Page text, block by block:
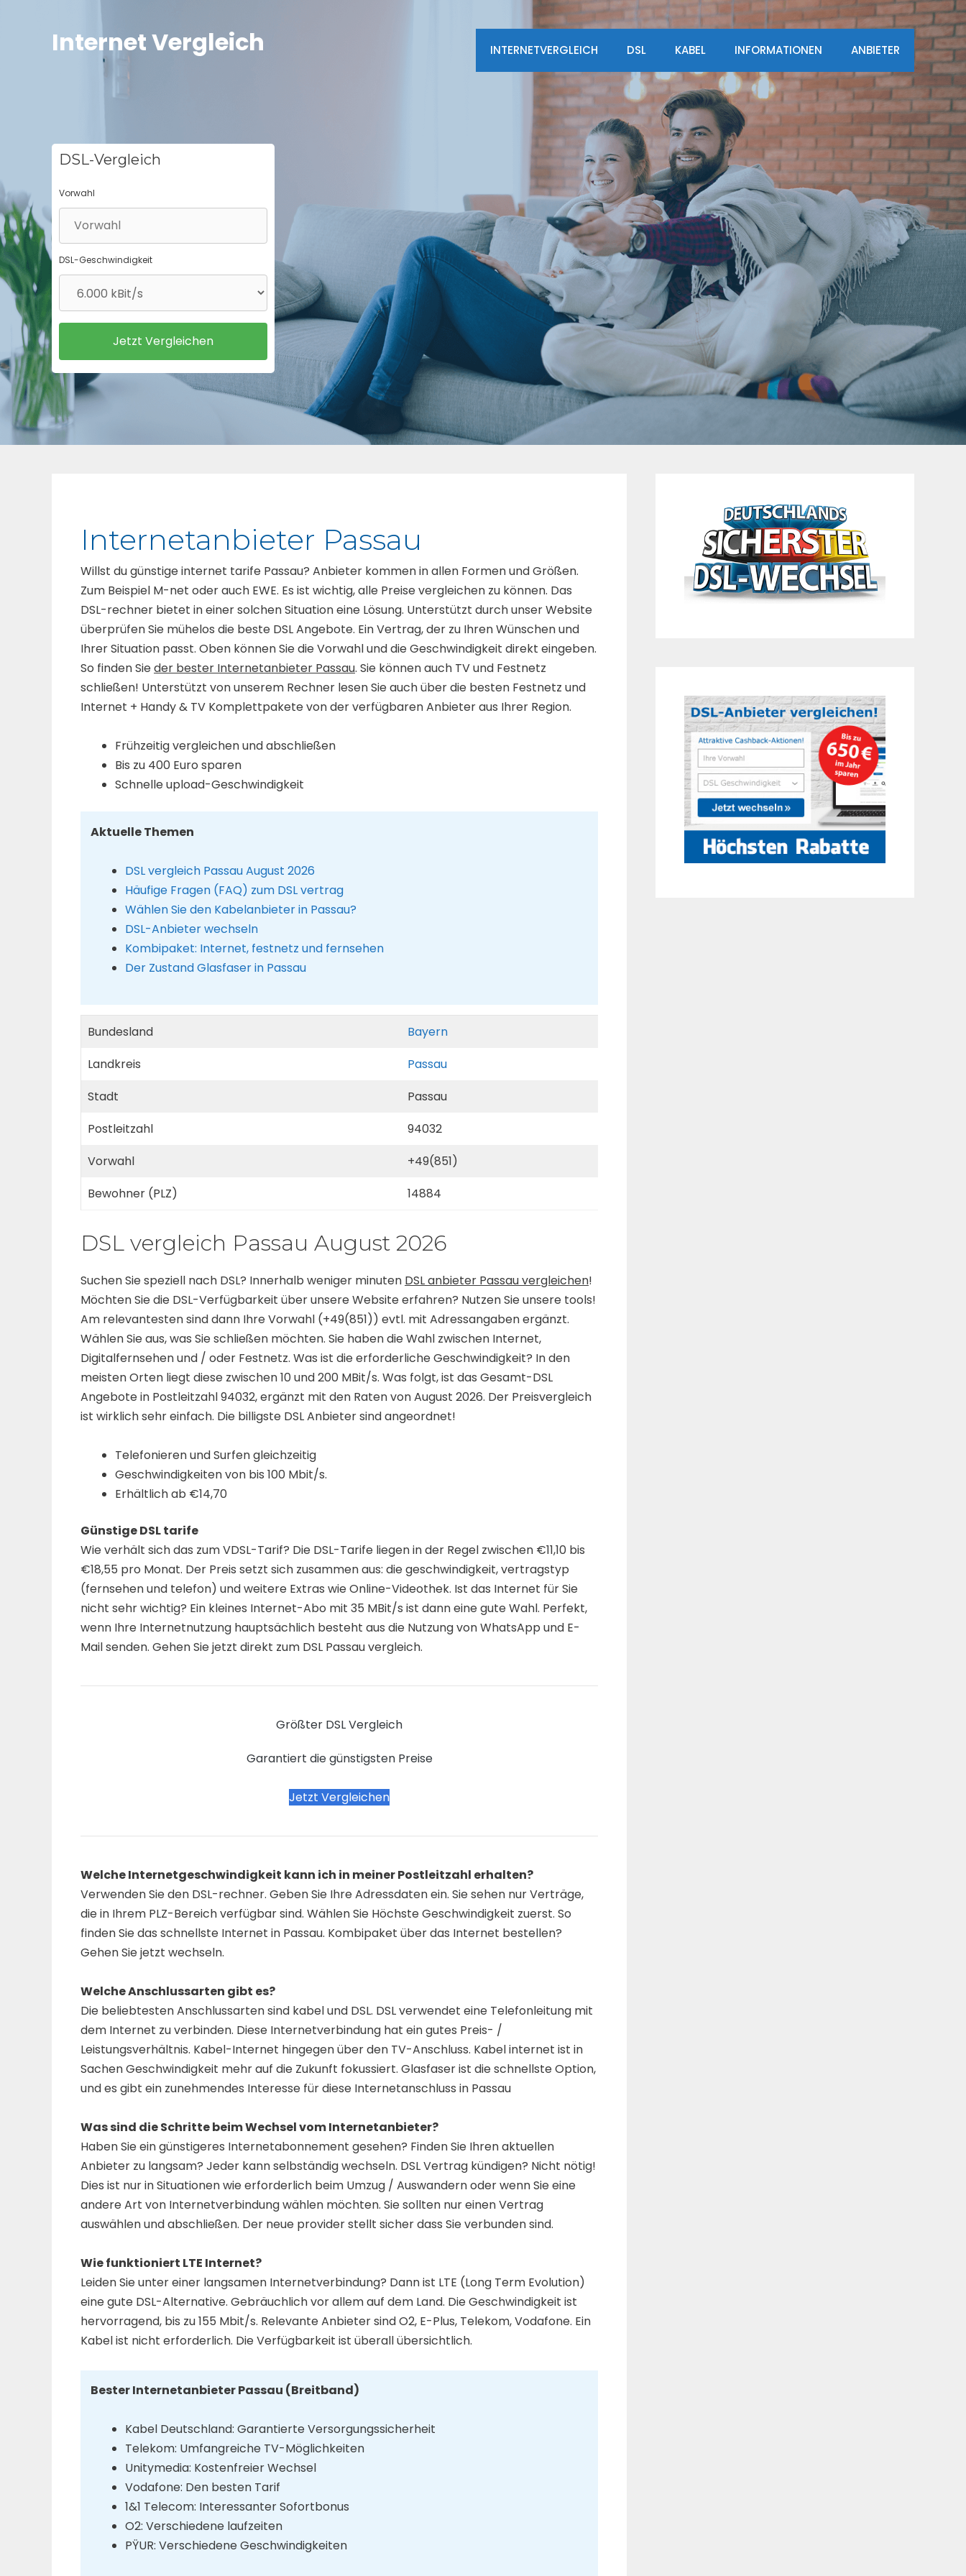
Internet Vergleich INTERNETVERGLEICH DSL KABEL INFORMATIONEN ANBIETER
DSL-Vergleich
Vorwahl
DSL-Geschwindigkeit
Internetanbieter Passau
Willst du günstige internet tarife Passau? Anbieter kommen in allen Formen und Größen.
Zum Beispiel M-net oder auch EWE. Es ist wichtig, alle Preise vergleichen zu können. Das
DSL-rechner bietet in einer solchen Situation eine Lösung. Unterstützt durch unser Website
überprüfen Sie mühelos die beste DSL Angebote. Ein Vertrag, der zu Ihren Wünschen und
Ihrer Situation passt. Oben können Sie die Vorwahl und die Geschwindigkeit direkt eingeben.
So finden Sieder bester Internetanbieter Passau. Sie können auch TV und Festnetz
schließen! Unterstützt von unserem Rechner lesen Sie auch über die besten Festnetz und
Internet + Handy & TV Komplettpakete von der verfügbaren Anbieter aus Ihrer Region.
Frühzeitig vergleichen und abschließen
Bis zu 400 Euro sparen
Schnelle upload-Geschwindigkeit
Aktuelle Themen
DSL vergleich Passau August 2026
Häufige Fragen (FAQ) zum DSL vertrag
Wählen Sie den Kabelanbieter in Passau?
DSL-Anbieter wechseln
Kombipaket: Internet, festnetz und fernsehen
Der Zustand Glasfaser in Passau
Bundesland
Bayern
Landkreis
Passau
Stadt
Passau
Postleitzahl
94032
Vorwahl
+49(851)
Bewohner (PLZ)
14884
DSL vergleich Passau August 2026
Suchen Sie speziell nach DSL? Innerhalb weniger minuten DSL anbieter Passau vergleichen!
Möchten Sie die DSL-Verfügbarkeit über unsere Website erfahren? Nutzen Sie unsere tools!
Am relevantesten sind dann Ihre Vorwahl (+49(851)) evtl. mit Adressangaben ergänzt.
Wählen Sie aus, was Sie schließen möchten. Sie haben die Wahl zwischen Internet,
Digitalfernsehen und / oder Festnetz. Was ist die erforderliche Geschwindigkeit? In den
meisten Orten liegt diese zwischen 10 und 200 MBit/s. Was folgt, ist das Gesamt-DSL
Angebote in Postleitzahl 94032, ergänzt mit den Raten von August 2026. Der Preisvergleich
ist wirklich sehr einfach. Die billigste DSL Anbieter sind angeordnet!
Telefonieren und Surfen gleichzeitig
Geschwindigkeiten von bis 100 Mbit/s.
Erhältlich ab €14,70
Günstige DSL tarife
Wie verhält sich das zum VDSL-Tarif? Die DSL-Tarife liegen in der Regel zwischen €11,10 bis
€18,55 pro Monat. Der Preis setzt sich zusammen aus: die geschwindigkeit, vertragstyp
(fernsehen und telefon) und weitere Extras wie Online-Videothek. Ist das Internet für Sie
nicht sehr wichtig? Ein kleines Internet-Abo mit 35 MBit/s ist dann eine gute Wahl. Perfekt,
wenn Ihre Internetnutzung hauptsächlich besteht aus die Nutzung von WhatsApp und E-
Mail senden. Gehen Sie jetzt direkt zum DSL Passau vergleich.
Größter DSL Vergleich
Garantiert die günstigsten Preise
Jetzt Vergleichen
Welche Internetgeschwindigkeit kann ich in meiner Postleitzahl erhalten?
Verwenden Sie den DSL-rechner. Geben Sie Ihre Adressdaten ein. Sie sehen nur Verträge,
die in Ihrem PLZ-Bereich verfügbar sind. Wählen Sie Höchste Geschwindigkeit zuerst. So
finden Sie das schnellste Internet in Passau. Kombipaket über das Internet bestellen?
Gehen Sie jetzt wechseln.
Welche Anschlussarten gibt es?
Die beliebtesten Anschlussarten sind kabel und DSL. DSL verwendet eine Telefonleitung mit
dem Internet zu verbinden. Diese Internetverbindung hat ein gutes Preis- /
Leistungsverhältnis. Kabel-Internet hingegen über den TV-Anschluss. Kabel internet ist in
Sachen Geschwindigkeit mehr auf die Zukunft fokussiert. Glasfaser ist die schnellste Option,
und es gibt ein zunehmendes Interesse für diese Internetanschluss in Passau
Was sind die Schritte beim Wechsel vom Internetanbieter?
Haben Sie ein günstigeres Internetabonnement gesehen? Finden Sie Ihren aktuellen
Anbieter zu langsam? Jeder kann selbständig wechseln. DSL Vertrag kündigen? Nicht nötig!
Dies ist nur in Situationen wie erforderlich beim Umzug / Auswandern oder wenn Sie eine
andere Art von Internetverbindung wählen möchten. Sie sollten nur einen Vertrag
auswählen und abschließen. Der neue provider stellt sicher dass Sie verbunden sind.
Wie funktioniert LTE Internet?
Leiden Sie unter einer langsamen Internetverbindung? Dann ist LTE (Long Term Evolution)
eine gute DSL-Alternative. Gebräuchlich vor allem auf dem Land. Die Geschwindigkeit ist
hervorragend, bis zu 155 Mbit/s. Relevante Anbieter sind O2, E-Plus, Telekom, Vodafone. Ein
Kabel ist nicht erforderlich. Die Verfügbarkeit ist überall übersichtlich.
Bester Internetanbieter Passau (Breitband)
Kabel Deutschland: Garantierte Versorgungssicherheit
Telekom: Umfangreiche TV-Möglichkeiten
Unitymedia: Kostenfreier Wechsel
Vodafone: Den besten Tarif
1&1 Telecom: Interessanter Sofortbonus
O2: Verschiedene laufzeiten
PŸUR: Verschiedene Geschwindigkeiten